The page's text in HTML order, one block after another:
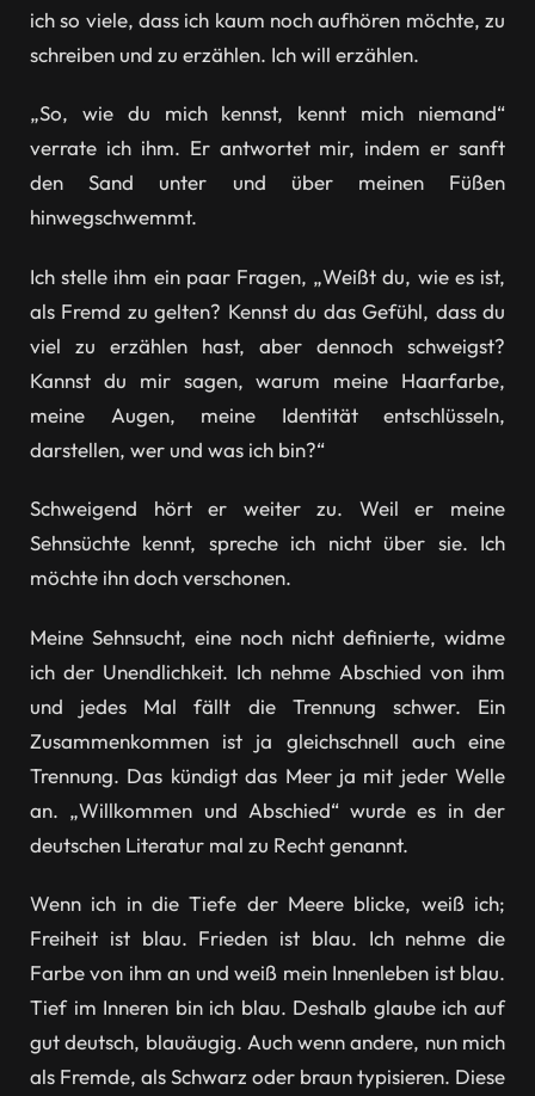
ich so viele, dass ich kaum noch aufhören möchte, zu
schreiben und zu erzählen. Ich will erzählen.
„So, wie du mich kennst, kennt mich niemand“
verrate ich ihm. Er antwortet mir, indem er sanft
den Sand unter und über meinen Füßen
hinwegschwemmt.
Ich stelle ihm ein paar Fragen, „Weißt du, wie es ist,
als Fremd zu gelten? Kennst du das Gefühl, dass du
viel zu erzählen hast, aber dennoch schweigst?
Kannst du mir sagen, warum meine Haarfarbe,
meine Augen, meine Identität entschlüsseln,
darstellen, wer und was ich bin?“
Schweigend hört er weiter zu. Weil er meine
Sehnsüchte kennt, spreche ich nicht über sie. Ich
möchte ihn doch verschonen.
Meine Sehnsucht, eine noch nicht definierte, widme
ich der Unendlichkeit. Ich nehme Abschied von ihm
und jedes Mal fällt die Trennung schwer. Ein
Zusammenkommen ist ja gleichschnell auch eine
Trennung. Das kündigt das Meer ja mit jeder Welle
an. „Willkommen und Abschied“ wurde es in der
deutschen Literatur mal zu Recht genannt.
Wenn ich in die Tiefe der Meere blicke, weiß ich;
Freiheit ist blau. Frieden ist blau. Ich nehme die
Farbe von ihm an und weiß mein Innenleben ist blau.
Tief im Inneren bin ich blau. Deshalb glaube ich auf
gut deutsch, blauäugig. Auch wenn andere, nun mich
als Fremde, als Schwarz oder braun typisieren. Diese